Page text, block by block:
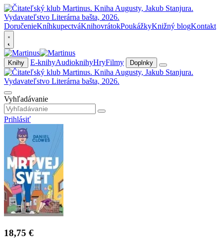
DoručenieKníhkupectváKnihovrátokPoukážkyKnižný blogKontakt
Knihy E-knihyAudioknihyHryFilmy Doplnky
Vyhľadávanie
Prihlásiť
18,75 €